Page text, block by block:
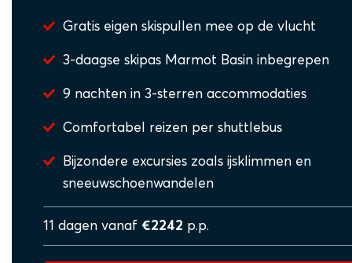
Gratis eigen skispullen mee op de vlucht
3-daagse skipas Marmot Basin inbegrepen
9 nachten in 3-sterren accommodaties
Comfortabel reizen per shuttlebus
Bijzondere excursies zoals ijsklimmen en
sneeuwschoenwandelen
11 dagen vanaf €2242 p.p.